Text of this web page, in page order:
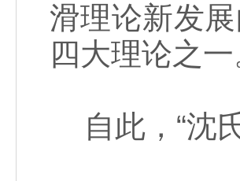
滑理论新发
四大理论之一
自此，“沈